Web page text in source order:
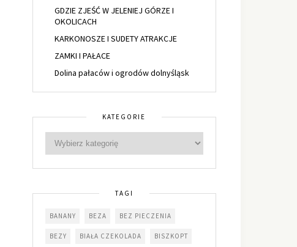
GDZIE ZJEŚĆ W JELENIEJ GÓRZE I
OKOLICACH
KARKONOSZE I SUDETY ATRAKCJE
ZAMKI I PAŁACE
Dolina pałaców i ogrodów dolnyśląsk
KATEGORIE
TAGI
BANANY BEZA BEZ PIECZENIA
BEZY BIAŁA CZEKOLADA BISZKOPT